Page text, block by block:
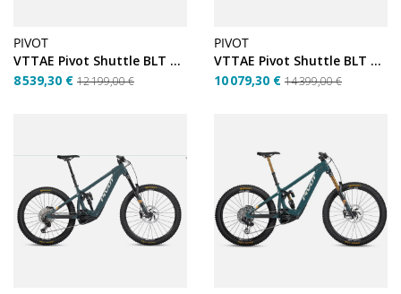
PIVOT
VTTAE Pivot Shuttle BLT Bosch Pro XO – Blue Scrub –...
8 539,30 € 12 199,00 €
PIVOT
VTTAE Pivot Shuttle BLT Bosch Team XX – Blue Scrub –...
10 079,30 € 14 399,00 €